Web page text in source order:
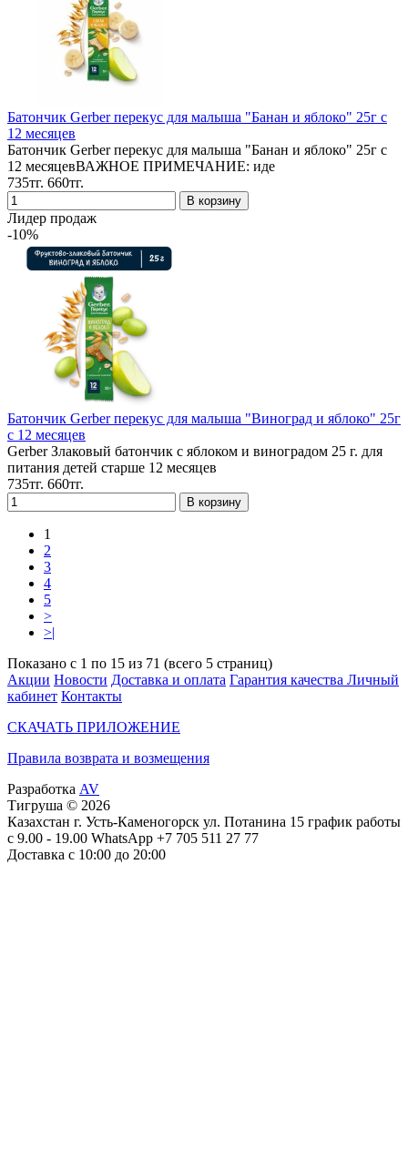
Батончик Gerber перекус для малыша "Банан и яблоко" 25г с
12 месяцев
Батончик Gerber перекус для малыша "Банан и яблоко" 25г с
12 месяцевВАЖНОЕ ПРИМЕЧАНИЕ: иде
735тг. 660тг.
Лидер продаж
-10%
Батончик Gerber перекус для малыша "Виноград и яблоко" 25г
с 12 месяцев
Gerber Злаковый батончик с яблоком и виноградом 25 г. для
питания детей старше 12 месяцев
735тг. 660тг.
1
2
3
4
5
>
>|
Показано с 1 по 15 из 71 (всего 5 страниц)
Акции Новости Доставка и оплата Гарантия качества Личный
кабинет Контакты
СКАЧАТЬ ПРИЛОЖЕНИЕ
Правила возврата и возмещения
Разработка AV
Тигруша © 2026
Казахстан г. Усть-Каменогорск ул. Потанина 15 график работы
с 9.00 - 19.00 WhatsApp +7 705 511 27 77
Доставка с 10:00 до 20:00